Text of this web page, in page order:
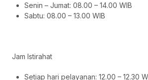
Senin – Jumat: 08.00 – 14.00 WIB
Sabtu: 08.00 – 13.00 WIB
Jam Istirahat
Setiap hari pelayanan: 12.00 – 12.30